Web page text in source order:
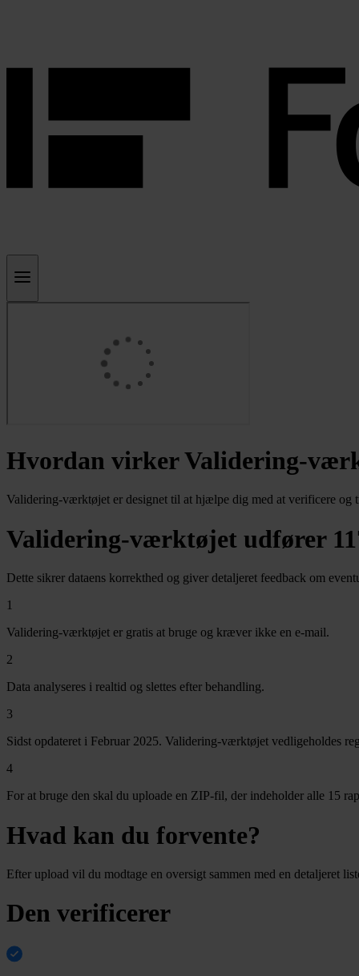
Hvordan virker Validering-
Validering-værktøjet er designet til at hjælpe dig med at verificere
Validering-værktøjet udfører
Dette sikrer dataens korrekthed og giver detaljeret feedback om
1
Validering-værktøjet er gratis at bruge og kræver ikke en e-mail.
2
Data analyseres i realtid og slettes efter behandling.
3
Sidst opdateret i Februar 2025. Validering-værktøjet vedligeholdes
4
For at bruge den skal du uploade en ZIP-fil, der indeholder alle 15
Hvad kan du forvente?
Efter upload vil du modtage en oversigt sammen med en detaljeret
Den verificerer